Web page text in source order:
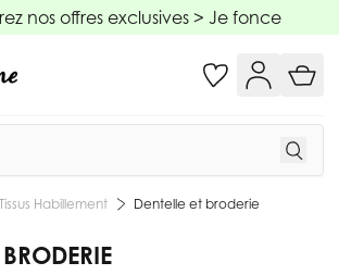
nos offres exclusives > Je fonce
Tissus Habillement Dentelle et broderie
BRODERIE